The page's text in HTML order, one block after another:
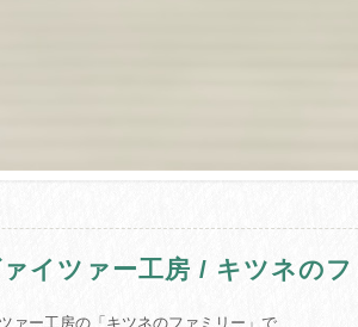
イツァー工房 / キツネの
ァー工房の「キツネのファミリー」で